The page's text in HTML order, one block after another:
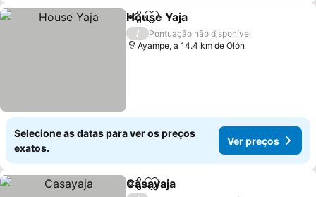
PartilharAdicionar aos favoritos
House Yaja
/
Pontuação não disponível
Ayampe, a 14.4 km de Olón
Selecione as datas para ver os preços
exatos.
Ver preços
PartilharAdicionar aos favoritos
Casayaja